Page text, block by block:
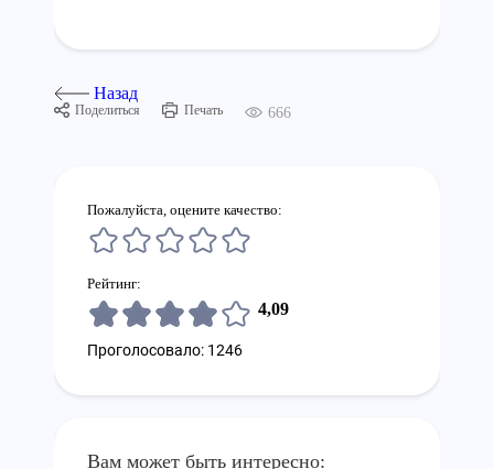
Назад
Поделиться Печать 666
Пожалуйста, оцените качество:
Рейтинг:
4,09
Проголосовало: 1246
Вам может быть интересно: